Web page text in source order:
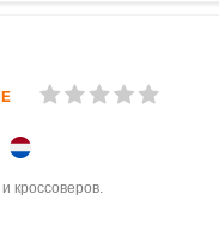
кроссоверов.